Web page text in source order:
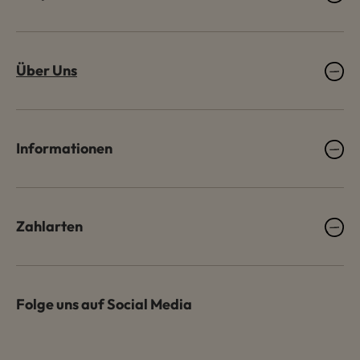
Über Uns
Informationen
Zahlarten
Folge uns auf Social Media